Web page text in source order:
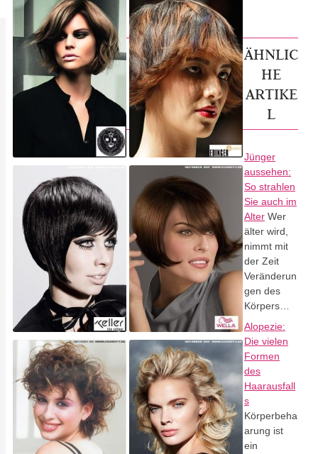
ÄHNLIC
HE
ARTIKE
L
Jünger
aussehen:
So strahlen
Sie auch im
Alter Wer
älter wird,
nimmt mit
der Zeit
Veränderun
gen des
Körpers…
Alopezie:
Die vielen
Formen
des
Haarausfall
s
Körperbeha
arung ist
ein